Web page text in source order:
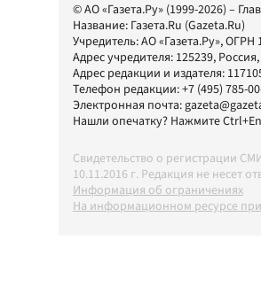
© АО «Газета.Ру» (1999-2026) –
Название: Газета.Ru (Gazeta.Ru)
Учредитель:АО «Газета.Ру», ОГРН
Адрес учредителя: 125239,
Адрес редакции и издателя:
Телефон редакции:+7 (495) 785-
Электронная почта:
Нашли опечатку? Нажмите
Свидетельство о регистрации
10.11.2016 г. Редакция не несет
Информация об ограничениях
На информационном ресурсе